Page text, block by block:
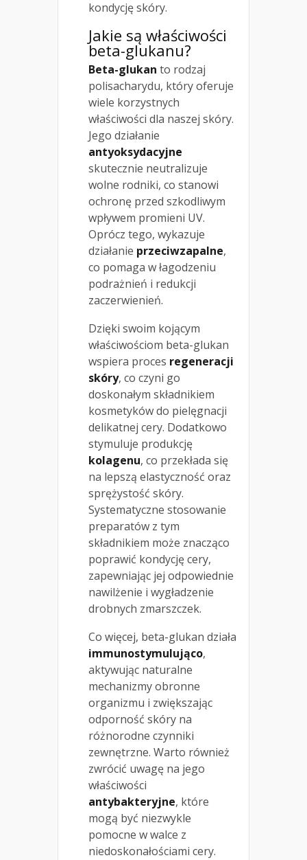
kondycję skóry.
Jakie są właściwości
beta-glukanu?
Beta-glukan to rodzaj
polisacharydu, który oferuje
wiele korzystnych
właściwości dla naszej skóry.
Jego działanie
antyoksydacyjne
skutecznie neutralizuje
wolne rodniki, co stanowi
ochronę przed szkodliwym
wpływem promieni UV.
Oprócz tego, wykazuje
działanie przeciwzapalne,
co pomaga w łagodzeniu
podrażnień i redukcji
zaczerwienień.
Dzięki swoim kojącym
właściwościom beta-glukan
wspiera proces regeneracji
skóry, co czyni go
doskonałym składnikiem
kosmetyków do pielęgnacji
delikatnej cery. Dodatkowo
stymuluje produkcję
kolagenu, co przekłada się
na lepszą elastyczność oraz
sprężystość skóry.
Systematyczne stosowanie
preparatów z tym
składnikiem może znacząco
poprawić kondycję cery,
zapewniając jej odpowiednie
nawilżenie i wygładzenie
drobnych zmarszczek.
Co więcej, beta-glukan działa
immunostymulująco,
aktywując naturalne
mechanizmy obronne
organizmu i zwiększając
odporność skóry na
różnorodne czynniki
zewnętrzne. Warto również
zwrócić uwagę na jego
właściwości
antybakteryjne, które
mogą być niezwykle
pomocne w walce z
niedoskonałościami cery.